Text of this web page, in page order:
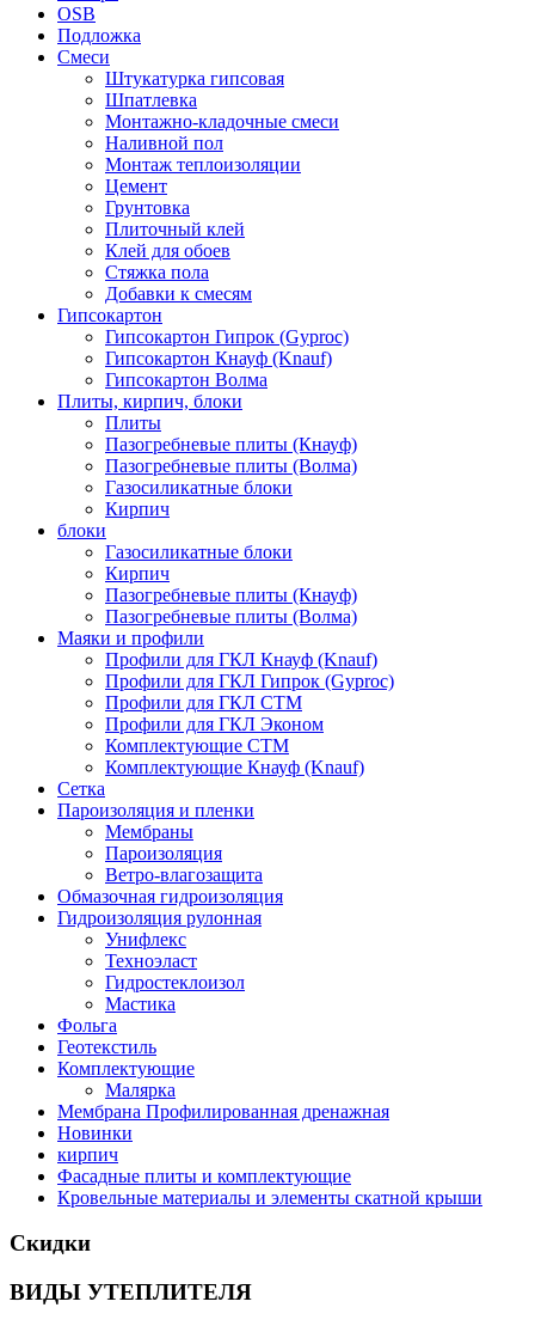
OSB
Подложка
Смеси
Штукатурка гипсовая
Шпатлевка
Монтажно-кладочные смеси
Наливной пол
Монтаж теплоизоляции
Цемент
Грунтовка
Плиточный клей
Клей для обоев
Стяжка пола
Добавки к смесям
Гипсокартон
Гипсокартон Гипрок (Gyproc)
Гипсокартон Кнауф (Knauf)
Гипсокартон Волма
Плиты, кирпич, блоки
Плиты
Пазогребневые плиты (Кнауф)
Пазогребневые плиты (Волма)
Газосиликатные блоки
Кирпич
блоки
Газосиликатные блоки
Кирпич
Пазогребневые плиты (Кнауф)
Пазогребневые плиты (Волма)
Маяки и профили
Профили для ГКЛ Кнауф (Knauf)
Профили для ГКЛ Гипрок (Gyproc)
Профили для ГКЛ СТМ
Профили для ГКЛ Эконом
Комплектующие СТМ
Комплектующие Кнауф (Knauf)
Сетка
Пароизоляция и пленки
Мембраны
Пароизоляция
Ветро-влагозащита
Обмазочная гидроизоляция
Гидроизоляция рулонная
Унифлекс
Техноэласт
Гидростеклоизол
Мастика
Фольга
Геотекстиль
Комплектующие
Малярка
Мембрана Профилированная дренажная
Новинки
кирпич
Фасадные плиты и комплектующие
Кровельные материалы и элементы скатной крыши
Скидки
ВИДЫ УТЕПЛИТЕЛЯ